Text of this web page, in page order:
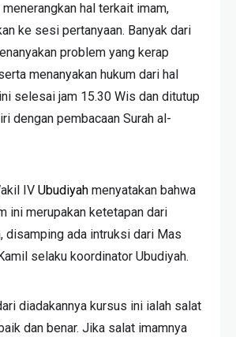
hal terkait imam,
ke sesi pertanyaan. Banyak dari
problem yang kerap
menanyakan hukum dari hal
selesai jam 15.30 Wis dan ditutup
dengan pembacaan Surah al-
IV Ubudiyah menyatakan bahwa
ini merupakan ketetapan dari
disamping ada intruksi dari Mas
selaku koordinator Ubudiyah.
diadakannya kursus ini ialah salat
dan benar. Jika salat imamnya